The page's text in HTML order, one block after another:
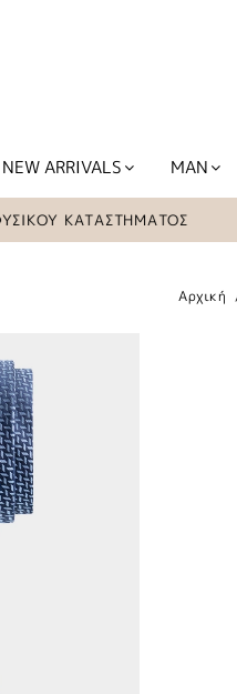
NEW ARRIVALS MAN
ΚΑΤΑΣΤΗΜΑΤΟΣ
Αρχική